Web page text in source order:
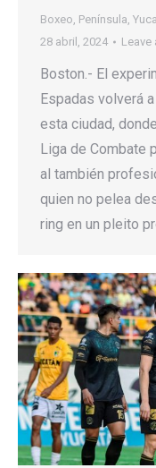
Boxeo, Península,
28 abril, 2024
Leave
Boston.- El
Espadas volverá
esta ciudad,
Liga de Combate
al también
quien no pelea
ring en un pleito